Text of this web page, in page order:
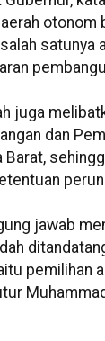
otonom
satunya
juga
dan
Barat,
jawab
pemilihan